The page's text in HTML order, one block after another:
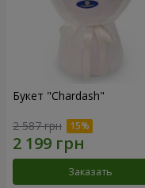
Букет "Chardash"
2 587 грн
Заказать